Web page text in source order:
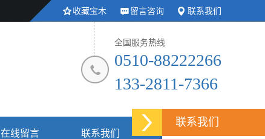
收藏宝木 留言咨询 联系我们
全国服务热线
0510-88222266
133-2811-7366
在线留言 联系我们
联系我们